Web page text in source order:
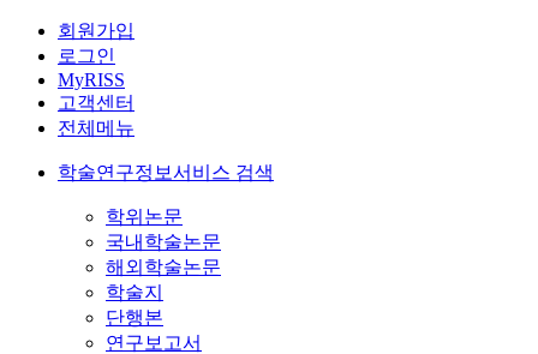
회원가입
로그인
MyRISS
고객센터
전체메뉴
학술연구정보서비스 검색
학위논문
국내학술논문
해외학술논문
학술지
단행본
연구보고서